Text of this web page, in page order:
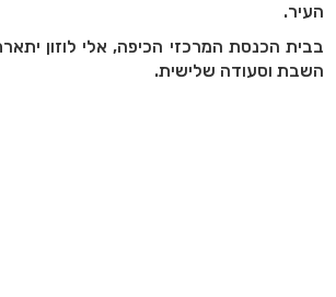
העיר.
בבית הכנסת המרכזי הכיפה, אלי לוזון
השבת וסעודה שלישית.